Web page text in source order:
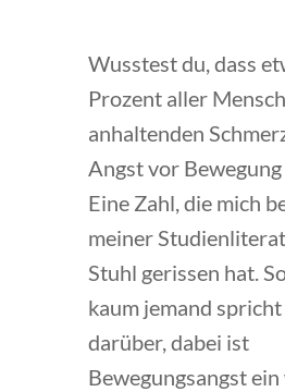
Wusstest du, dass
Prozent aller
anhaltenden
Angst vor
Eine Zahl, die mich
meiner
Stuhl gerissen hat.
kaum jemand
darüber, dabei ist
Bewegungsangst